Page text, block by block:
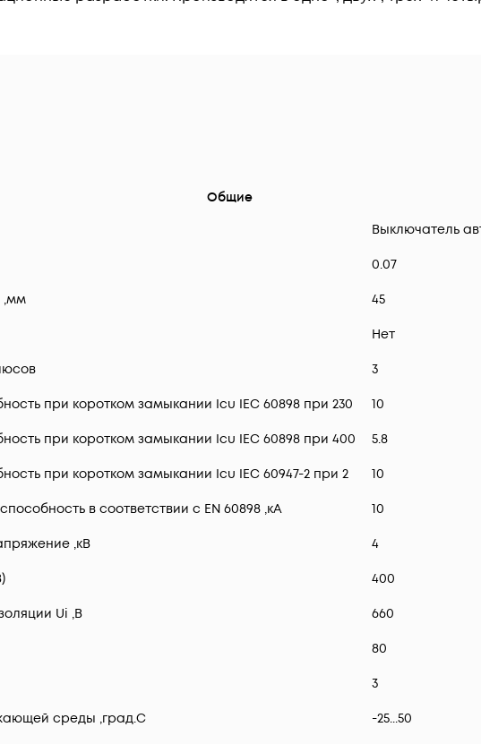
Общие
Выключатель
0.07
,мм 45
Нет
3
при коротком замыкании Icu IEC 60898 при 230 10
при коротком замыкании Icu IEC 60898 при 400 5.8
при коротком замыкании Icu IEC 60947-2 при 2 10
в соответствии с EN 60898 ,кА 10
,кВ 4
400
Ui ,В 660
80
3
среды ,град.C -25...50